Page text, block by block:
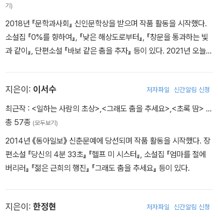
기)
2018년 『문학과사회』 신인문학상을 받으며 작품 활동을 시작했다.
소설집 『0%를 향하여』, 『낮은 해상도로부터』, 『창문을 통과하는 빛
과 같이』, 단편소설 『바보 같은 춤을 추자』 등이 있다. 2021년 오늘의
지은이: 이서수 저자파일 신간알림 신청
최근작 : <일하는 사람의 초상>,<그래도 춤을 추세요>,<초록 땀> …
총 57종 (모두보기)
2014년 《동아일보》 신춘문예에 당선되며 작품 활동을 시작했다. 장
편소설 『당신의 4분 33초』 『헬프 미 시스터』, 소설집 『엄마를 절에
버리러』 『젊은 근희의 행진』 『그래도 춤을 추세요』 등이 있다.
지은이: 한정현 저자파일 신간알림 신청